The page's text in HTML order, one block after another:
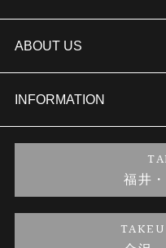
結婚指輪
セットリング
婚約ネックレス
金・プラチナのお取引
TAKEUCHI BRIDAL金沢本店情
商品一覧
ブランドリスト
金澤指輪工房｜手作りペアリ
ABOUT US
会社概要
お客様の声
INFORMATION
福井